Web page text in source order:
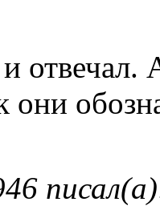
отвечал.
они